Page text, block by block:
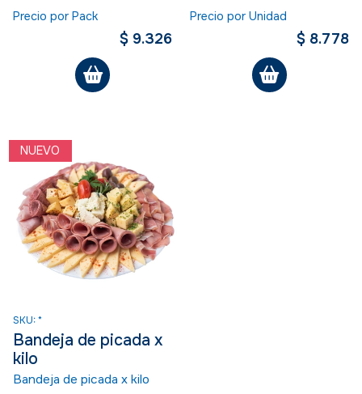
Precio por Pack
$ 9.326
Precio por Unidad
$ 8.778
NUEVO
SKU: *
Bandeja de picada x
kilo
Bandeja de picada x kilo